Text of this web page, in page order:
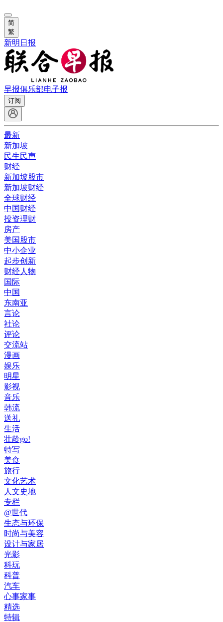
简
繁
新明日报
早报俱乐部电子报
订阅
最新
新加坡
民生民声
财经
新加坡股市
新加坡财经
全球财经
中国财经
投资理财
房产
美国股市
中小企业
起步创新
财经人物
国际
中国
东南亚
言论
社论
评论
交流站
漫画
娱乐
明星
影视
音乐
韩流
送礼
生活
壮龄go!
特写
美食
旅行
文化艺术
人文史地
专栏
@世代
生态与环保
时尚与美容
设计与家居
光影
科玩
科普
汽车
心事家事
精选
特辑